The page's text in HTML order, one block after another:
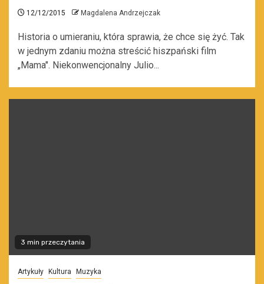
12/12/2015 Magdalena Andrzejczak
Historia o umieraniu, która sprawia, że chce się żyć. Tak
w jednym zdaniu można streścić hiszpański film
„Mama". Niekonwencjonalny Julio...
3 min przeczytania
Artykuły Kultura Muzyka